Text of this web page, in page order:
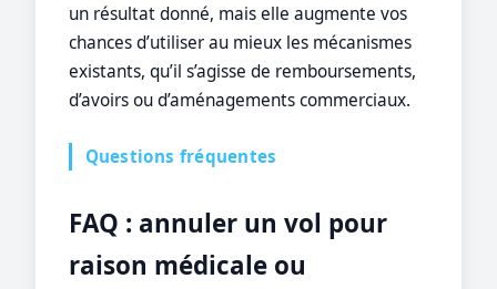
un résultat donné, mais elle augmente vos
chances d’utiliser au mieux les mécanismes
existants, qu’il s’agisse de remboursements,
d’avoirs ou d’aménagements commerciaux.
Questions fréquentes
FAQ : annuler un vol pour
raison médicale ou